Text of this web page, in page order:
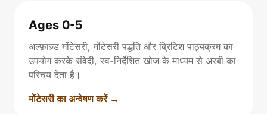
Ages 0-5
अल्फ़ाज़्ड मोंटेसरी, मोंटेसरी पद्धति और ब्रिटिश पाठ्यक्रम का
उपयोग करके संवेदी, स्व-निर्देशित खोज के माध्यम से अरबी का
परिचय देता है।
मोंटेसरी का अन्वेषण करें →